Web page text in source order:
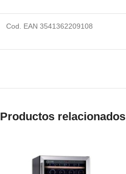
Cod. EAN 3541362209108
Productos relacionados